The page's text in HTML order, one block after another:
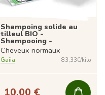
Shampoing solide au
tilleul BIO -
Shampooing -
Cheveux normaux
Gaiia 83,33€/kilo
10,00 €